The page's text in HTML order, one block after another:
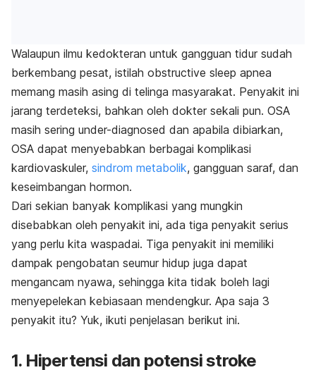
Walaupun ilmu kedokteran untuk gangguan tidur sudah
berkembang pesat, istilah obstructive sleep apnea
memang masih asing di telinga masyarakat. Penyakit ini
jarang terdeteksi, bahkan oleh dokter sekali pun. OSA
masih sering under-diagnosed dan apabila dibiarkan,
OSA dapat menyebabkan berbagai komplikasi
kardiovaskuler, sindrom metabolik, gangguan saraf, dan
keseimbangan hormon.
Dari sekian banyak komplikasi yang mungkin
disebabkan oleh penyakit ini, ada tiga penyakit serius
yang perlu kita waspadai. Tiga penyakit ini memiliki
dampak pengobatan seumur hidup juga dapat
mengancam nyawa, sehingga kita tidak boleh lagi
menyepelekan kebiasaan mendengkur. Apa saja 3
penyakit itu? Yuk, ikuti penjelasan berikut ini.
1. Hipertensi dan potensi stroke